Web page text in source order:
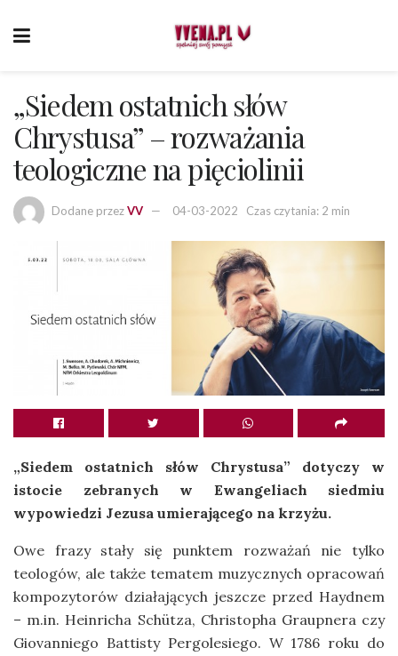
„Siedem ostatnich słów
Chrystusa” – rozważania
teologiczne na pięciolinii
Dodane przezVV 04-03-2022 Czas czytania: 2 min
„Siedem ostatnich słów Chrystusa” dotyczy w
istocie zebranych w Ewangeliach siedmiu
wypowiedzi Jezusa umierającego na krzyżu.
Owe frazy stały się punktem rozważań nie tylko
teologów, ale także tematem muzycznych opracowań
kompozytorów działających jeszcze przed Haydnem
– m.in. Heinricha Schütza, Christopha Graupnera czy
Giovanniego Battisty Pergolesiego. W 1786 roku do